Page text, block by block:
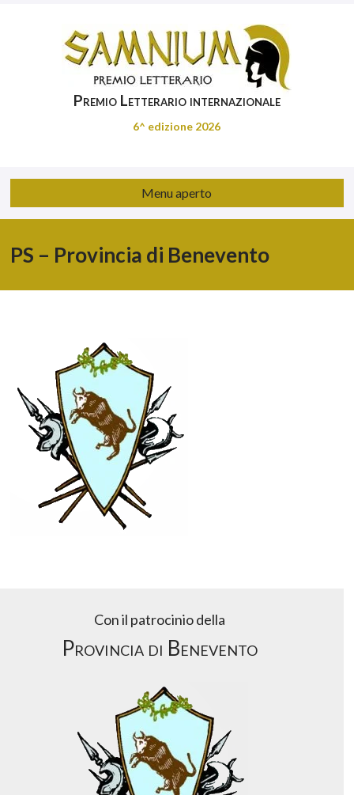
Premio Letterario internazionale
6^ edizione 2026
Menu aperto
PS – Provincia di Benevento
Con il patrocinio della
Provincia di Benevento